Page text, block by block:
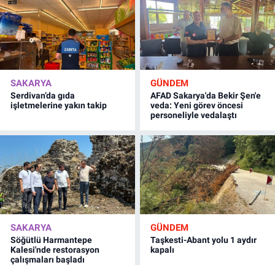
SAKARYA
Serdivan’da gıda
işletmelerine yakın takip
GÜNDEM
AFAD Sakarya'da Bekir Şen'e
veda: Yeni görev öncesi
personeliyle vedalaştı
SAKARYA
Söğütlü Harmantepe
Kalesi'nde restorasyon
çalışmaları başladı
GÜNDEM
Taşkesti-Abant yolu 1 aydır
kapalı